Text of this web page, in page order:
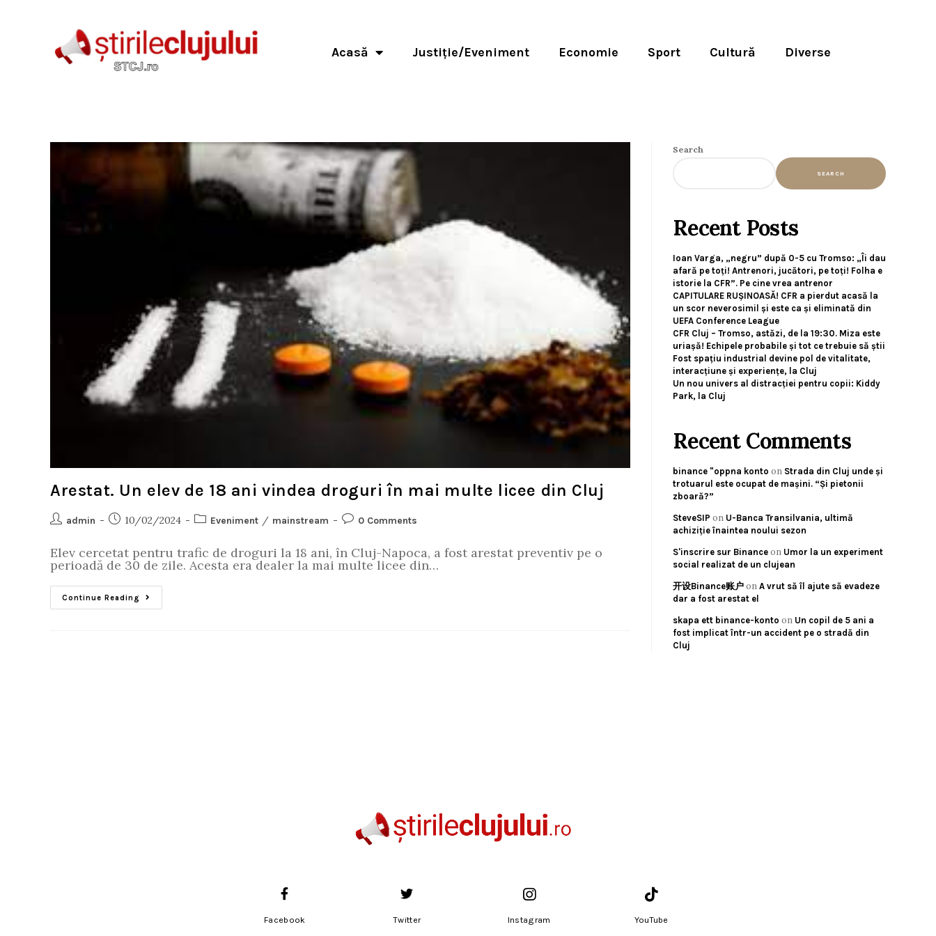
Acasă Justiție/Eveniment Economie Sport Cultură Diverse
Arestat. Un elev de 18 ani vindea droguri în mai multe licee din Cluj
admin 10/02/2024 Eveniment / mainstream 0 Comments
Elev cercetat pentru trafic de droguri la 18 ani, în Cluj-Napoca, a fost arestat preventiv pe o
perioadă de 30 de zile. Acesta era dealer la mai multe licee din…
Continue Reading
Search
SEARCH
Recent Posts
Ioan Varga, „negru” după 0-5 cu Tromso: „Îi dau
afară pe toți! Antrenori, jucători, pe toți! Folha e
istorie la CFR”. Pe cine vrea antrenor
CAPITULARE RUȘINOASĂ! CFR a pierdut acasă la
un scor neverosimil și este ca și eliminată din
UEFA Conference League
CFR Cluj – Tromso, astăzi, de la 19:30. Miza este
uriașă! Echipele probabile și tot ce trebuie să știi
Fost spațiu industrial devine pol de vitalitate,
interacțiune și experiențe, la Cluj
Un nou univers al distracției pentru copii: Kiddy
Park, la Cluj
Recent Comments
binance "oppna konto on Strada din Cluj unde și
trotuarul este ocupat de mașini. “Și pietonii
zboară?”
SteveSIP on U-Banca Transilvania, ultimă
achiziție înaintea noului sezon
S'inscrire sur Binance on Umor la un experiment
social realizat de un clujean
开设Binance账户 on A vrut să îl ajute să evadeze
dar a fost arestat el
skapa ett binance-konto on Un copil de 5 ani a
fost implicat într-un accident pe o stradă din
Cluj
Facebook Twitter Instagram YouTube